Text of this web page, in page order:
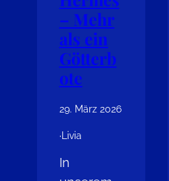
– Mehr
als ein
Götterb
ote
29. März 2026
·Livia
In